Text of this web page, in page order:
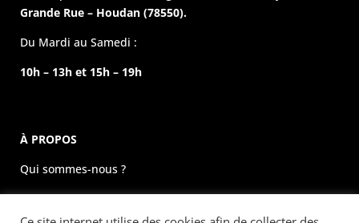
Grande Rue – Houdan (78550).
Du Mardi au Samedi :
10h – 13h et 15h – 19h
À PROPOS
Qui sommes-nous ?
La boutique physique